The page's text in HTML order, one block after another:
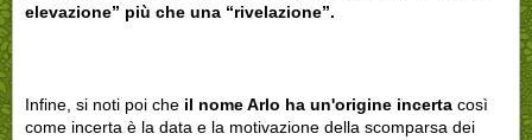
elevazione” più che una “rivelazione”.
Infine, si noti poi che il nome Arlo ha un'origine incerta così
come incerta è la data e la motivazione della scomparsa dei